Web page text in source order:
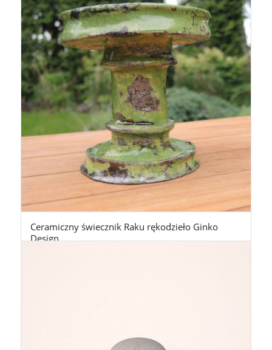
Ceramiczny świecznik Raku rękodzieło Ginko
Design